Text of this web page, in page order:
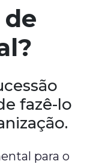
fazê-lo
para o